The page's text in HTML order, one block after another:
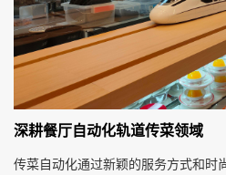
深耕餐厅自动化轨道传菜领域
传菜自动化通过新颖的服务方式和时